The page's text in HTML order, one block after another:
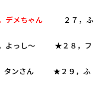
デメちゃん ２７，ふ
っし～ ★２８，フ
さん ★２９，ふ